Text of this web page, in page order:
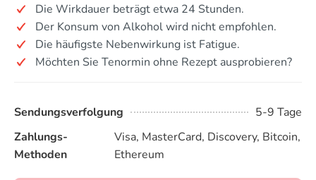
Die Wirkdauer beträgt etwa 24 Stunden.
Der Konsum von Alkohol wird nicht empfohlen.
Die häufigste Nebenwirkung ist Fatigue.
Möchten Sie Tenormin ohne Rezept ausprobieren?
Sendungsverfolgung
5-9 Tage
Zahlungs-
Methoden
Visa, MasterCard, Discovery, Bitcoin,
Ethereum